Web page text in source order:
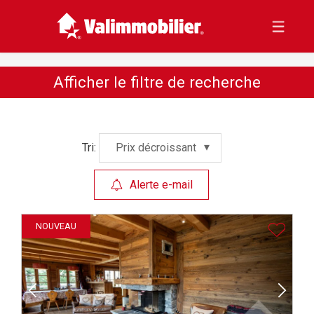
Afficher le filtre de recherche
Tri: Prix décroissant
Alerte e-mail
NOUVEAU